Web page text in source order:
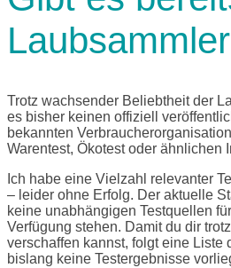
Trotz wachsender Beliebtheit der
es bisher keinen offiziell
bekannten
Warentest, Ökotest oder ähnlichen
Ich habe eine Vielzahl relevanter
– leider ohne Erfolg. Der aktuelle
keine unabhängigen Testquellen
Verfügung stehen. Damit du dir
verschaffen kannst, folgt eine Liste
bislang keine Testergebnisse